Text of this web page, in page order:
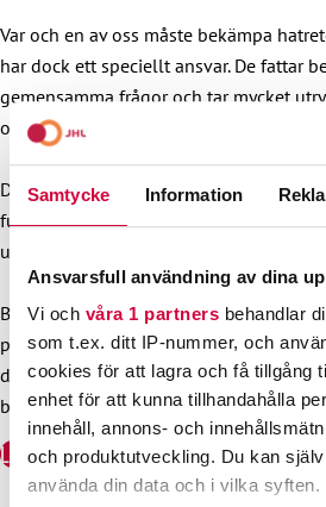
Samtycke Information
Ansvarsfull användning av dina
Vi och våra 1 partners behandlar
som t.ex. ditt IP-nummer, och
cookies för att lagra och få tillgång
enhet för att kunna tillhandahålla
innehåll, annons- och
och produktutveckling. Du kan
använda din data och i vilka syften.
Var och en av oss måste bekämpa
har dock ett speciellt ansvar. De fattar
gemensamma frågor och tar mycket
offentliga debatten.
Deltagarna i ställningstagandet kräver
funderar noga över hurudant exempel
unga. Barn och unga följer vuxnas
Beslutsfattare får inte vända blicken
partikamraten eller regeringspartnern
diskriminerande sätt. Vi måste kunna
beter sig på ett sakligt och respektfullt
Läs ställningstagandet (på finska)